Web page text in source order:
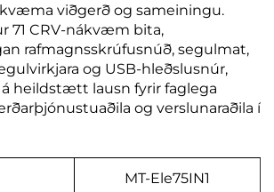
viðgerð og sameiningu.
71 CRV-nákvæm bita,
rafmagnsskrúfusnúð, segulmat,
og USB-hleðslusnúr,
heildstætt lausn fyrir faglega
og verslunaraðila í
MT-Ele75IN1